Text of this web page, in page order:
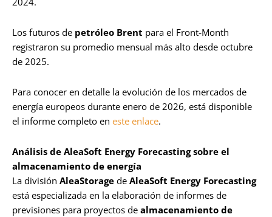
Los futuros de petróleo Brent para el Front‑Month
registraron su promedio mensual más alto desde octubre
de 2025.
Para conocer en detalle la evolución de los mercados de
energía europeos durante enero de 2026, está disponible
el informe completo en este enlace.
Análisis de AleaSoft Energy Forecasting sobre el
almacenamiento de energía
La división AleaStorage de AleaSoft Energy Forecasting
está especializada en la elaboración de informes de
previsiones para proyectos de almacenamiento de